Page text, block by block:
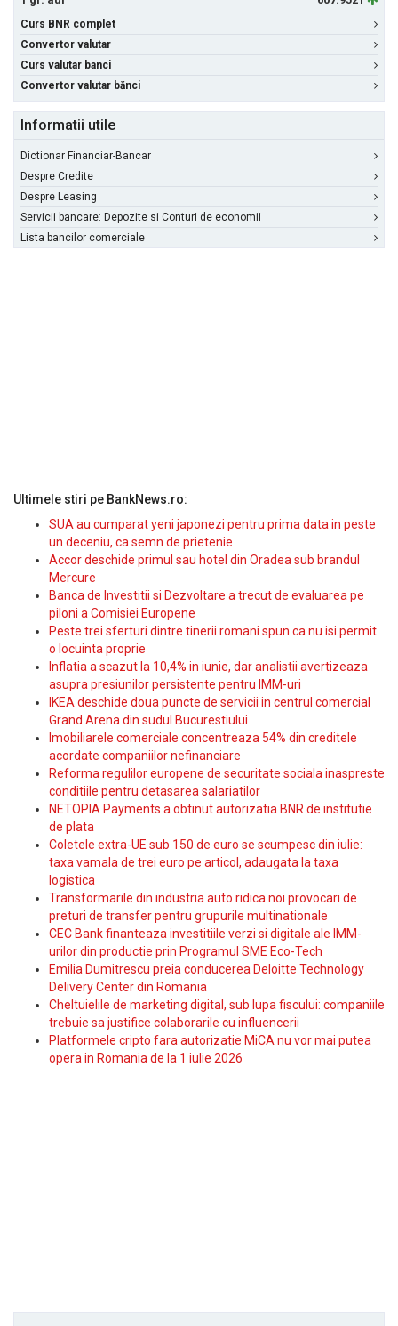
Curs BNR complet
Convertor valutar
Curs valutar banci
Convertor valutar bănci
Informatii utile
Dictionar Financiar-Bancar
Despre Credite
Despre Leasing
Servicii bancare: Depozite si Conturi de economii
Lista bancilor comerciale
Ultimele stiri pe BankNews.ro:
SUA au cumparat yeni japonezi pentru prima data in peste
un deceniu, ca semn de prietenie
Accor deschide primul sau hotel din Oradea sub brandul
Mercure
Banca de Investitii si Dezvoltare a trecut de evaluarea pe
piloni a Comisiei Europene
Peste trei sferturi dintre tinerii romani spun ca nu isi permit
o locuinta proprie
Inflatia a scazut la 10,4% in iunie, dar analistii avertizeaza
asupra presiunilor persistente pentru IMM-uri
IKEA deschide doua puncte de servicii in centrul comercial
Grand Arena din sudul Bucurestiului
Imobiliarele comerciale concentreaza 54% din creditele
acordate companiilor nefinanciare
Reforma regulilor europene de securitate sociala inaspreste
conditiile pentru detasarea salariatilor
NETOPIA Payments a obtinut autorizatia BNR de institutie
de plata
Coletele extra-UE sub 150 de euro se scumpesc din iulie:
taxa vamala de trei euro pe articol, adaugata la taxa
logistica
Transformarile din industria auto ridica noi provocari de
preturi de transfer pentru grupurile multinationale
CEC Bank finanteaza investitiile verzi si digitale ale IMM-
urilor din productie prin Programul SME Eco-Tech
Emilia Dumitrescu preia conducerea Deloitte Technology
Delivery Center din Romania
Cheltuielile de marketing digital, sub lupa fiscului: companiile
trebuie sa justifice colaborarile cu influencerii
Platformele cripto fara autorizatie MiCA nu vor mai putea
opera in Romania de la 1 iulie 2026